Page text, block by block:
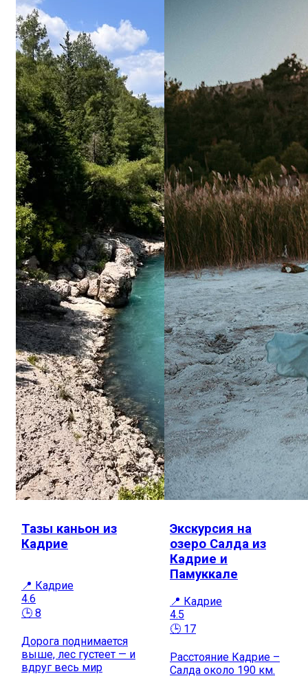
Тазы каньон из
Кадрие
📍 Кадрие
4.6
🕒 8
Дорога поднимается
выше, лес густеет — и
вдруг весь мир
Экскурсия на
озеро Салда из
Кадрие и
Памуккале
📍 Кадрие
4.5
🕒 17
Расстояние Кадрие –
Салда около 190 км.